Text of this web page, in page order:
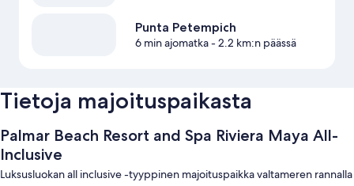
Punta Petempich
6 min ajomatka- 2.2 km:n päässä
Tietoja majoituspaikasta
Palmar Beach Resort and Spa Riviera Maya All-
Inclusive
Luksusluokan all inclusive -tyyppinen majoituspaikka valtameren rannalla